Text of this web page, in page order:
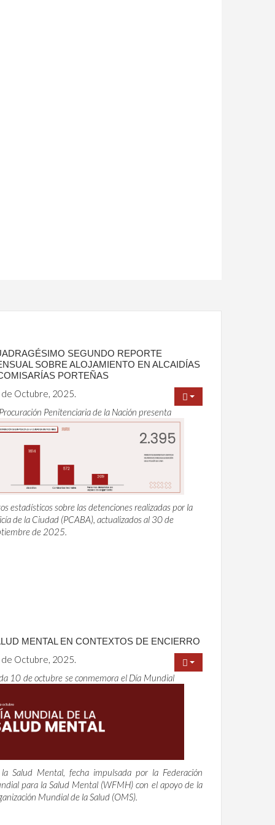
SEGUNDO REPORTE
SOBRE ALOJAMIENTO EN ALCAIDÍAS
PORTEÑAS
Octubre, 2025.
Penitenciaria de la Nación presenta
estadísticos sobre las detenciones realizadas por la
de la Ciudad (PCABA), actualizados al 30 de
de 2025.
MENTAL EN CONTEXTOS DE ENCIERRO
Octubre, 2025.
10 de octubre se conmemora el Día Mundial
Salud Mental, fecha impulsada por la Federación
para la Salud Mental (WFMH) con el apoyo de la
Mundial de la Salud (OMS).